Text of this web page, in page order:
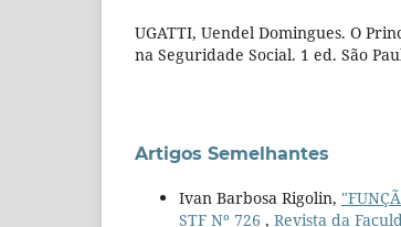
UGATTI, Uendel Domingues. O
na Seguridade Social. 1 ed. São
Artigos Semelhantes
Ivan Barbosa Rigolin,
STF Nº 726 , Revista da